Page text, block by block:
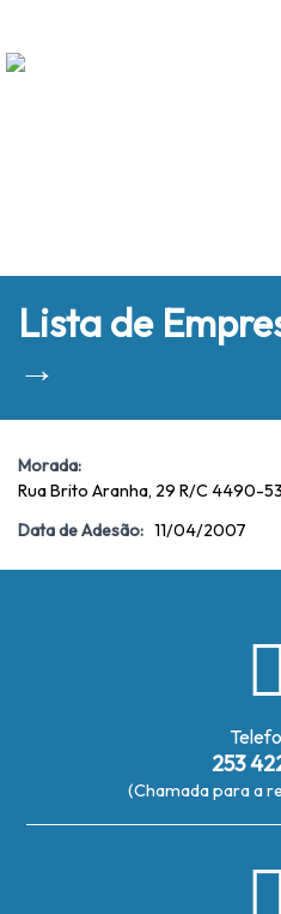
Lista de
→
Morada:
Rua Brito Aranha, 29 R/C 4490-
Data de Adesão: 11/04/2007
253
(Chamada para a